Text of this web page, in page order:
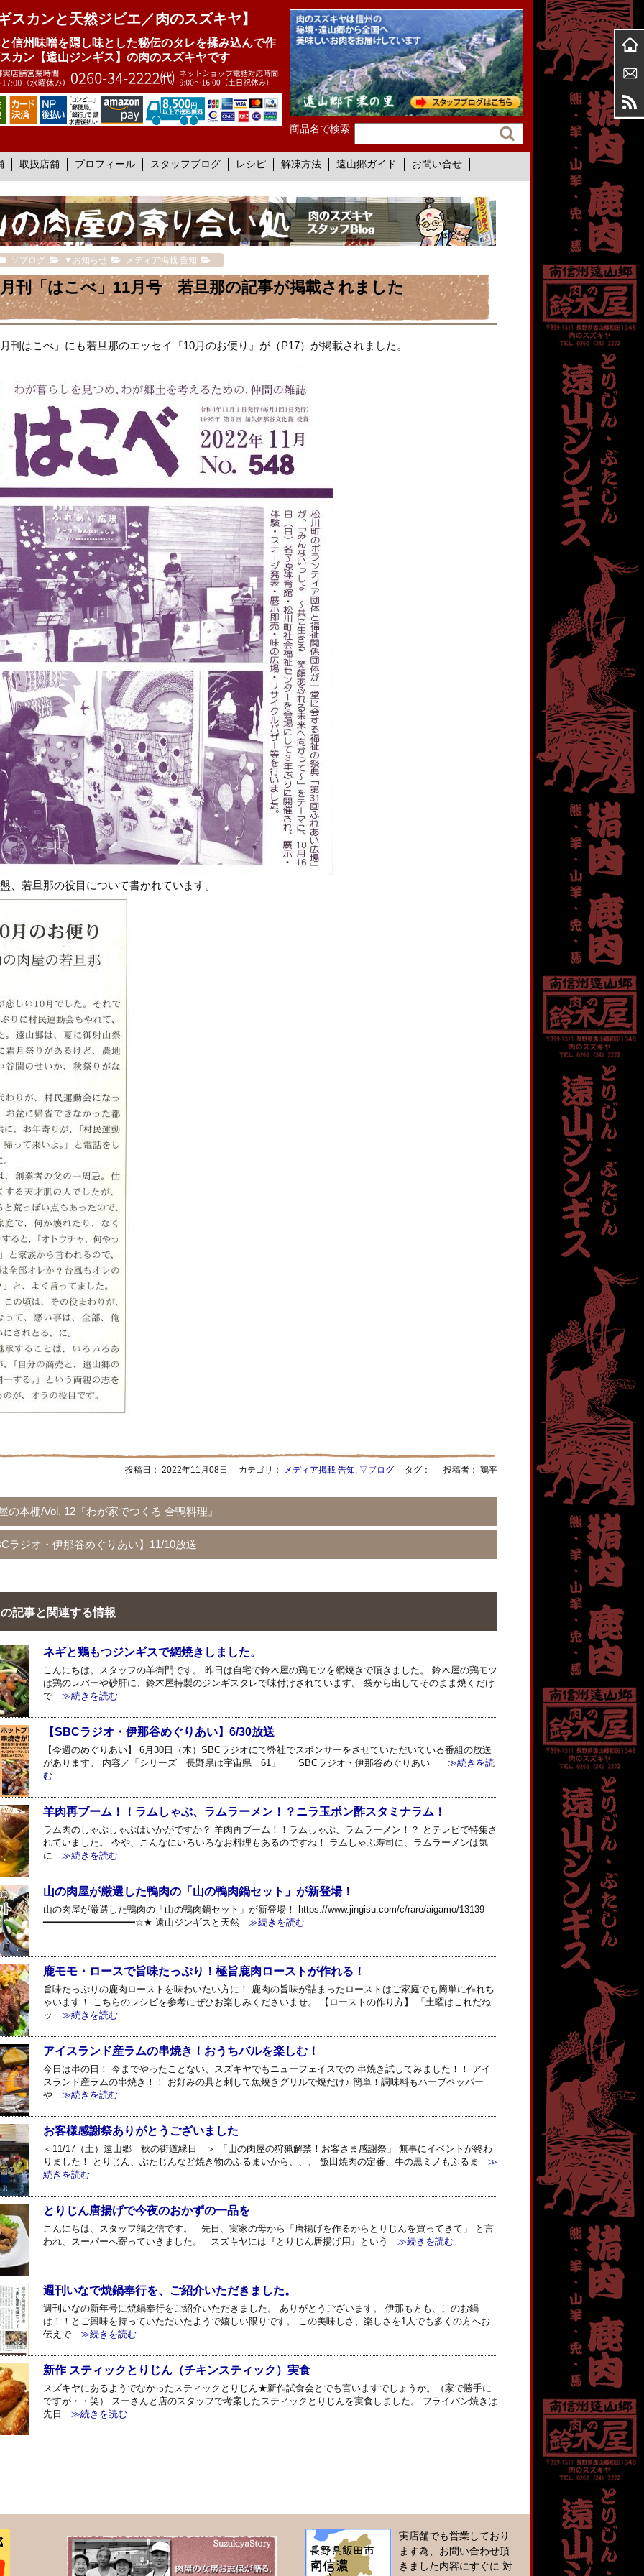
スカンと天然ジビエ／肉のスズキヤ】
信州味噌を隠し味とした秘伝のタレを揉み込んで作
カン【遠山ジンギス】の肉のスズキヤです
商品名で検索
取扱店舗 プロフィール スタッフブログ レシピ 解凍方法 遠山郷ガイド お問い合せ
▽ブログ ▼お知らせ メディア掲載 告知
月刊「はこべ」11月号 若旦那の記事が掲載されました
刊はこべ」にも若旦那のエッセイ『10月のお便り』が（P17）が掲載されました。
、若旦那の役目について書かれています。
投稿日： 2022年11月08日 カテゴリ： メディア掲載 告知, ▽ブログ タグ： 投稿者： 鶏平
の本棚/Vol. 12『わが家でつくる 合鴨料理』
ラジオ・伊那谷めぐりあい】11/10放送
記事と関連する情報
ネギと鶏もつジンギスで網焼きしました。
こんにちは。スタッフの羊衛門です。 昨日は自宅で鈴木屋の鶏モツを網焼きで頂きました。 鈴木屋の鶏モツ
は鶏のレバーや砂肝に、鈴木屋特製のジンギスタレで味付けされています。 袋から出してそのまま焼くだけ
で≫続きを読む
【SBCラジオ・伊那谷めぐりあい】6/30放送
【今週のめぐりあい】 6月30日（木）SBCラジオにて弊社でスポンサーをさせていただいている番組の放送
があります。 内容／「シリーズ 長野県は宇宙県 61」 SBCラジオ・伊那谷めぐりあい
≫続きを読
む
羊肉再ブーム！！ラムしゃぶ、ラムラーメン！？ニラ玉ポン酢スタミナラム！
ラム肉のしゃぶしゃぶはいかがですか？ 羊肉再ブーム！！ラムしゃぶ、ラムラーメン！？ とテレビで特集さ
れていました。 今や、こんなにいろいろなお料理もあるのですね！ ラムしゃぶ寿司に、ラムラーメンは気
に ≫続きを読む
山の肉屋が厳選した鴨肉の「山の鴨肉鍋セット」が新登場！
山の肉屋が厳選した鴨肉の「山の鴨肉鍋セット」が新登場！ https://www.jingisu.com/c/rare/aigamo/13139
━━━━━━━━━━━━━━━━☆★ 遠山ジンギスと天然≫続きを読む
鹿モモ・ロースで旨味たっぷり！極旨鹿肉ローストが作れる！
旨味たっぷりの鹿肉ローストを味わいたい方に！ 鹿肉の旨味が詰まったローストはご家庭でも簡単に作れち
ゃいます！ こちらのレシピを参考にぜひお楽しみくださいませ。 【ローストの作り方】 「土曜はこれだね
ッ
≫続きを読む
アイスランド産ラムの串焼き！おうちバルを楽しむ！
今日は串の日！ 今までやったことない、スズキヤでもニューフェイスでの 串焼き試してみました！！ アイ
スランド産ラムの串焼き！！ お好みの具と刺して魚焼きグリルで焼だけ♪ 簡単！調味料もハーブペッパー
や≫続きを読む
お客様感謝祭ありがとうございました
＜11/17（土）遠山郷 秋の街道縁日 ＞ 「山の肉屋の狩猟解禁！お客さま感謝祭」 無事にイベントが終わ
りました！ とりじん、ぶたじんなど焼き物のふるまいから、、、 飯田焼肉の定番、牛の黒ミノもふるま
≫
続きを読む
とりじん唐揚げで今夜のおかずの一品を
こんにちは、スタッフ鶉之信です。 先日、実家の母から「唐揚げを作るからとりじんを買ってきて」 と言
われ、スーパーへ寄っていきました。 スズキヤには『とりじん唐揚げ用』という
≫続きを読む
週刊いなで焼鍋奉行を、ご紹介いただきました。
週刊いなの新年号に焼鍋奉行をご紹介いただきました。 ありがとうございます。 伊那も方も、このお鍋
は！！とご興味を持っていただいたようで嬉しい限りです。 この美味しさ、楽しさを1人でも多くの方へお
伝えで≫続きを読む
新作 スティックとりじん（チキンスティック）実食
スズキヤにあるようでなかったスティックとりじん★新作試食会とでも言いますでしょうか。（家で勝手に
ですが・・笑） スーさんと店のスタッフで考案したスティックとりじんを実食しました。 フライパン焼きは
先日
≫続きを読む
実店舗でも営業しており
ます為、お問い合わせ頂
きました内容にすぐに 対